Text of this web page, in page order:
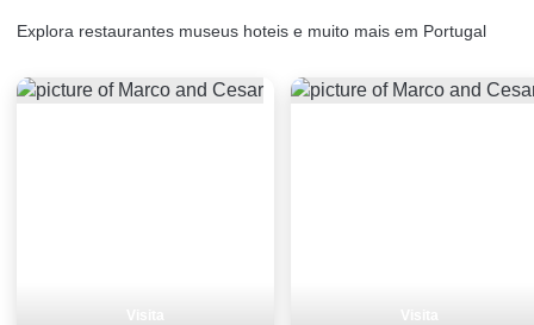
Explora restaurantes museus hoteis e muito mais em Portugal